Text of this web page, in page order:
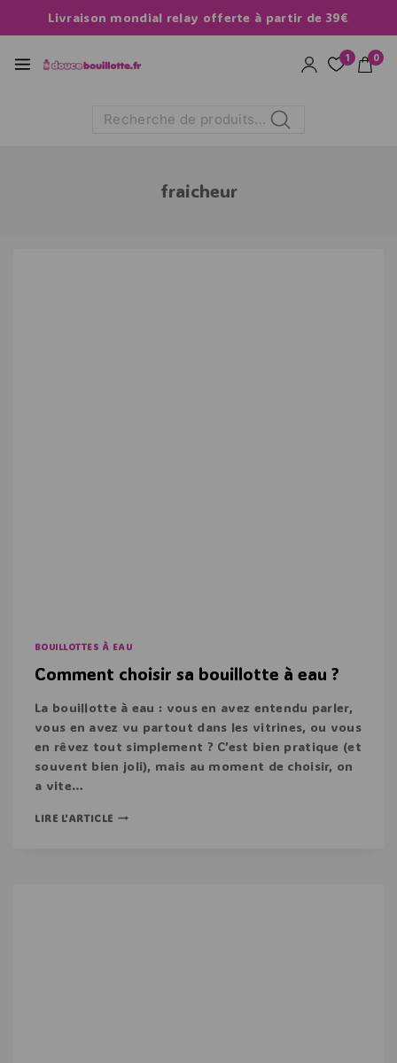
Livraison mondial relay offerte à partir de 39€
1 0
Recherche
fraicheur
BOUILLOTTES À EAU
Comment choisir sa bouillotte à eau ?
La bouillotte à eau : vous en avez entendu parler,
vous en avez vu partout dans les vitrines, ou vous
en rêvez tout simplement ? C’est bien pratique (et
souvent bien joli), mais au moment de choisir, on
a vite…
LIRE L'ARTICLE